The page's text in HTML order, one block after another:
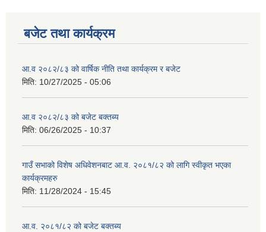
बजेट तथा कार्यक्रम
आ.व २०८२/८३ को वार्षिक नीति तथा कार्यक्रम र बजेट
मिति: 10/27/2025 - 05:06
आ.व २०८२/८३ को बजेट बक्तब्य
मिति: 06/26/2025 - 10:37
गाउँ सभाको विशेष अधिवेशनबाट आ.व. २०८१/८२ को लागि स्वीकृत भएका
कार्यक्रमहरु
मिति: 11/28/2024 - 15:45
आ.व. २०८१/८२ को बजेट बक्तब्य